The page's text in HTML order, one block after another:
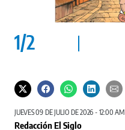
1/2
JUEVES 09 DE JULIO DE 2026 - 12:00 AM
Redacción El Siglo